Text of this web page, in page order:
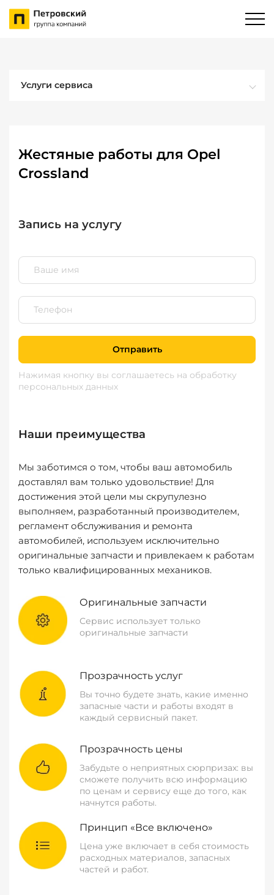
Услуги сервиса
Жестяные работы для Opel
Crossland
Запись на услугу
Отправить
Нажимая кнопку вы соглашаетесь на обработку
персональных данных
Наши преимущества
Мы заботимся о том, чтобы ваш автомобиль
доставлял вам только удовольствие! Для
достижения этой цели мы скрупулезно
выполняем, разработанный производителем,
регламент обслуживания и ремонта
автомобилей, используем исключительно
оригинальные запчасти и привлекаем к работам
только квалифицированных механиков.
Оригинальные запчасти
Сервис использует только
оригинальные запчасти
Прозрачность услуг
Вы точно будете знать, какие именно
запасные части и работы входят в
каждый сервисный пакет.
Прозрачность цены
Забудьте о неприятных сюрпризах: вы
сможете получить всю информацию
по ценам и сервису еще до того, как
начнутся работы.
Принцип «Все включено»
Цена уже включает в себя стоимость
расходных материалов, запасных
частей и работ.